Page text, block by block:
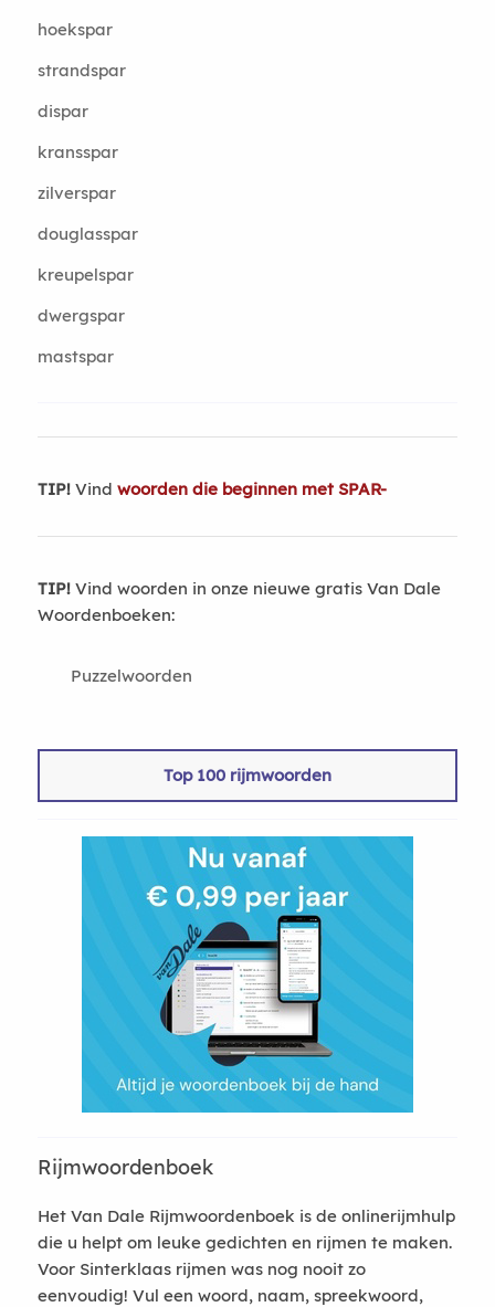
hoekspar
strandspar
dispar
kransspar
zilverspar
douglasspar
kreupelspar
dwergspar
mastspar
TIP!Vind woorden die beginnen met SPAR-
TIP!Vind woorden in onze nieuwe gratis Van Dale
Woordenboeken:
Puzzelwoorden
Top 100 rijmwoorden
Rijmwoordenboek
Het Van Dale Rijmwoordenboek is de onlinerijmhulp
die u helpt om leuke gedichten en rijmen te maken.
Voor Sinterklaas rijmen was nog nooit zo
eenvoudig! Vul een woord, naam, spreekwoord,